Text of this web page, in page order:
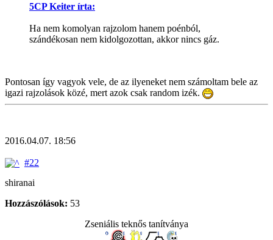
5CP Keiter írta:
Ha nem komolyan rajzolom hanem poénból,
szándékosan nem kidolgozottan, akkor nincs gáz.
Pontosan így vagyok vele, de az ilyeneket nem számoltam bele az
igazi rajzolások közé, mert azok csak random izék.
2016.04.07. 18:56
#22
shiranai
Hozzászólások: 53
Zseniális teknős tanítványa